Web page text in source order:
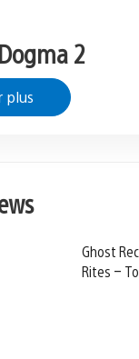
2
plus
Ghost
Rites –